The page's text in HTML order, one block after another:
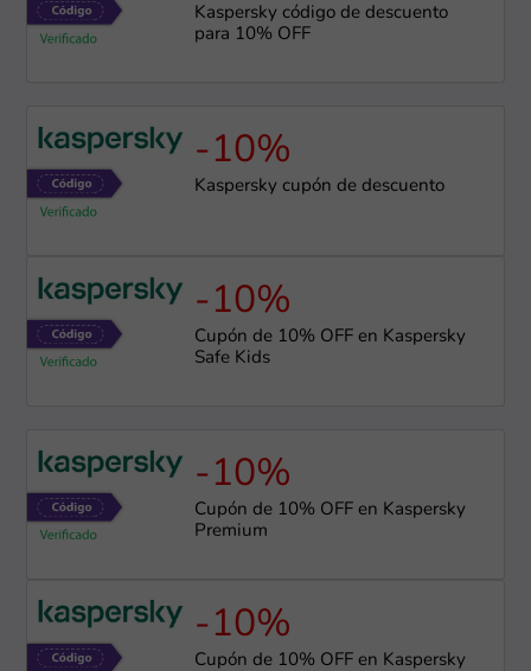
Kaspersky código de descuento
para 10% OFF
-10%
Kaspersky cupón de descuento
-10%
Cupón de 10% OFF en Kaspersky
Safe Kids
-10%
Cupón de 10% OFF en Kaspersky
Premium
-10%
Cupón de 10% OFF en Kaspersky